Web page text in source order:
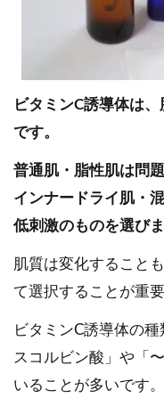
ビタミンC誘導体は
です。
普通肌・脂性肌は問
インナードライ肌・
低刺激のものを選びま
肌質は変化すること
て選択することが重要
ビタミンC誘導体の
スコルビン酸」や「
いることが多いです。